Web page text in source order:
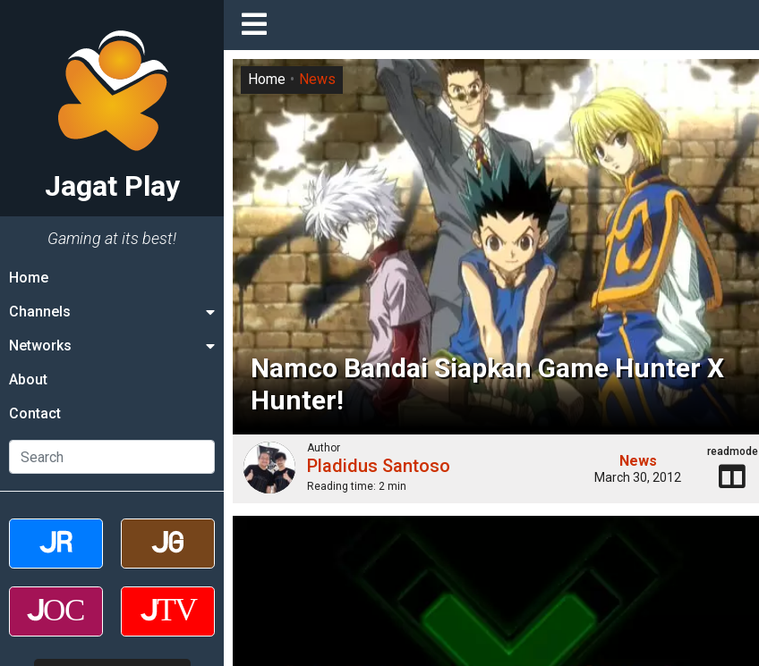
Jagat Play
Gaming at its best!
Home
Channels
Networks
About
Contact
Namco Bandai Siapkan Game Hunter X
Hunter!
Home News
Author
Pladidus Santoso
Reading time: 2 min
News
March 30, 2012
readmode